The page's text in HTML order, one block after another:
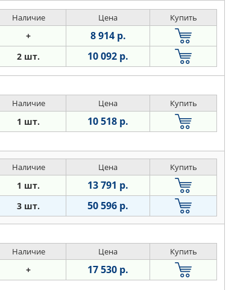
Наличие Цена Купить
+ 8 914 р.
2 шт. 10 092 р.
Наличие Цена Купить
1 шт. 10 518 р.
Наличие Цена Купить
1 шт. 13 791 р.
3 шт. 50 596 р.
Наличие Цена Купить
+ 17 530 р.